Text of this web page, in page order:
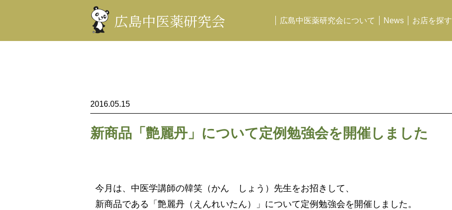
を
広島中医薬研究会 広島中医薬研究会について News お店を探す
2016.05.15
新商品「艶麗丹」について定例勉強会を開催しました
今月は、中医学講師の韓笑（かん しょう）先生をお招きして、
新商品である「艶麗丹（えんれいたん）」について定例勉強会を開催しました。